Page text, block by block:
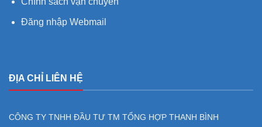
Đăng nhập Webmail
ĐỊA CHỈ LIÊN HỆ
CÔNG TY TNHH ĐẦU TƯ TM TỔNG HỢP THANH BÌNH